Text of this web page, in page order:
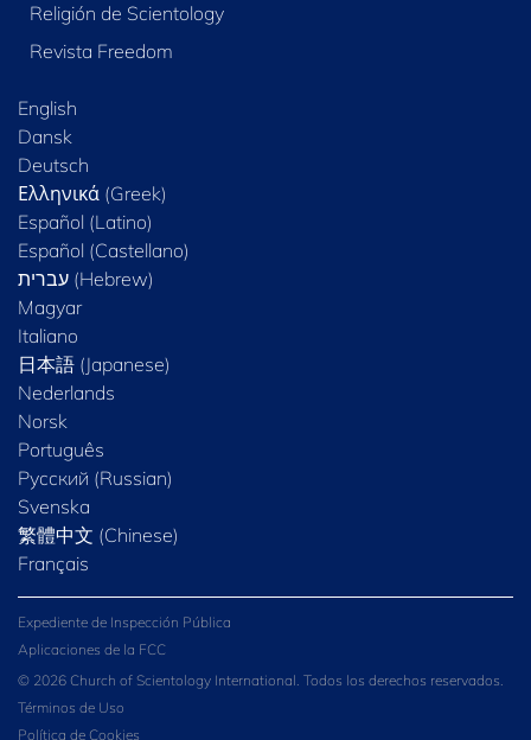
Religión de Scientology
Revista Freedom
English
Dansk
Deutsch
Ελληνικά (Greek)
Español (Latino)
Español (Castellano)
Magyar
Italiano
日本語 (Japanese)
Nederlands
Norsk
Português
Русский (Russian)
Svenska
繁體中文 (Chinese)
Français
Expediente de Inspección Pública
Aplicaciones de la FCC
© 2026 Church of Scientology International. Todos los derechos reservados.
Términos de Uso
Política de Cookies